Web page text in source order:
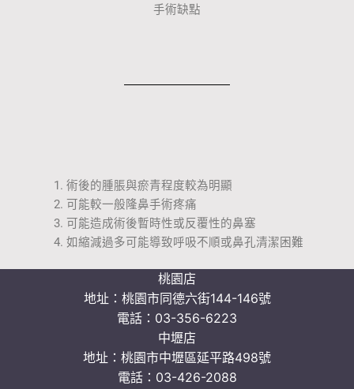
手術缺點
術後的腫脹與瘀青程度較為明顯
可能較一般隆鼻手術疼痛
可能造成術後暫時性或反覆性的鼻塞
如縮減過多可能導致呼吸不順或鼻孔清潔困難
桃園店
地址： 桃園市同德六街144-146號
電話： 03-356-6223
中壢店
地址： 桃園市中壢區延平路498號
電話： 03-426-2088